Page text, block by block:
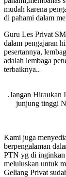
mudah karena
di pahami dalam
Guru Les Privat
dalam pengajaran
pesertannya,
adalah lembaga
terbaiknya..
.Jangan Hiraukan
junjung tinggi
Kami juga
berpengalaman
PTN yg di inginkan
meluluskan untuk
Geliang Privat